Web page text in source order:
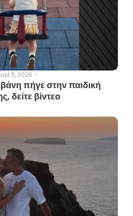
5, 2026 -
πήγε στην παιδική
δείτε βίντεο